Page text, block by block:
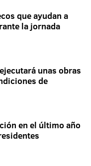
que ayudan a
la jornada
unas obras
de
en el último año